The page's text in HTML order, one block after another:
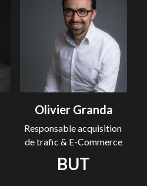
Olivier Granda
Responsable acquisition
de trafic & E-Commerce
BUT